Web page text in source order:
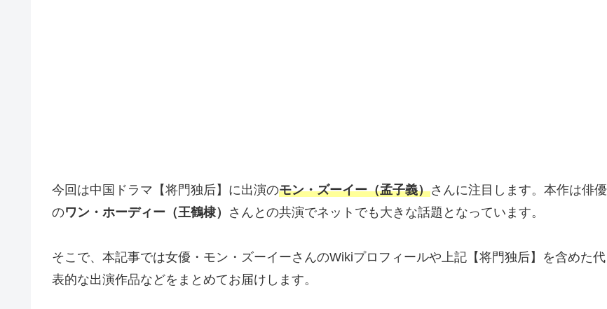
今回は中国ドラマ【将門独后】に出演のモン・ズーイー（孟子義）さんに注目します。本作は俳優
のワン・ホーディー（王鶴棣） さんとの共演でネットでも大きな話題となっています。
そこで、本記事では女優・モン・ズーイーさんのWikiプロフィールや上記【将門独后】を含めた代
表的な出演作品などをまとめてお届けします。